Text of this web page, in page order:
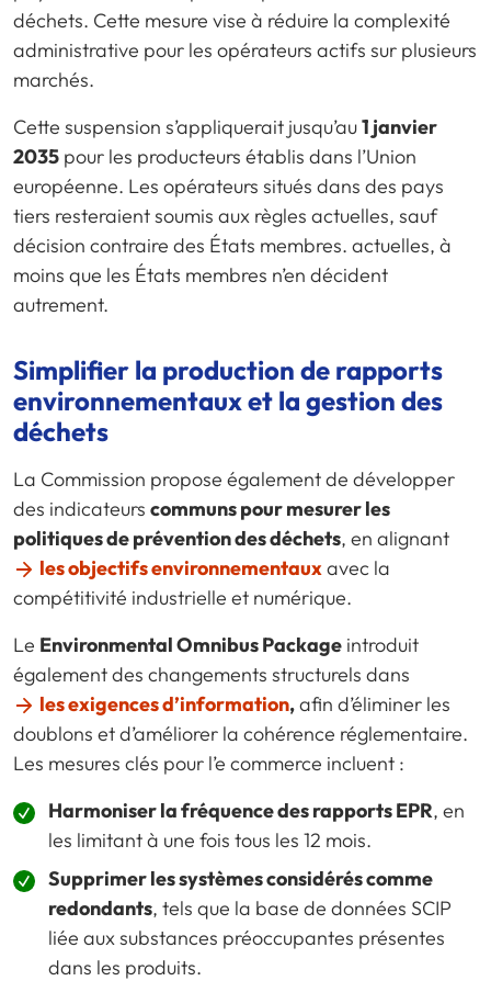
déchets. Cette mesure vise à réduire la complexité
administrative pour les opérateurs actifs sur plusieurs
marchés.
Cette suspension s’appliquerait jusqu’au1 janvier
2035 pour les producteurs établis dans l’Union
européenne. Les opérateurs situés dans des pays
tiers resteraient soumis aux règles actuelles, sauf
décision contraire des États membres. actuelles, à
moins que les États membres n’en décident
autrement.
Simplifier la production de rapports
environnementaux et la gestion des
déchets
La Commission propose également de développer
des indicateurs communs pour mesurer les
politiques de prévention des déchets, en alignant
les objectifs environnementauxavec la
compétitivité industrielle et numérique.
Le Environmental Omnibus Package introduit
également des changements structurels dans
les exigences d’information,afin d’éliminer les
doublons et d’améliorer la cohérence réglementaire.
Les mesures clés pour l’e commerce incluent :
Harmoniser la fréquence des rapports EPR, en
les limitant à une fois tous les 12 mois.
Supprimer les systèmes considérés comme
redondants, tels que la base de données SCIP
liée aux substances préoccupantes présentes
dans les produits.